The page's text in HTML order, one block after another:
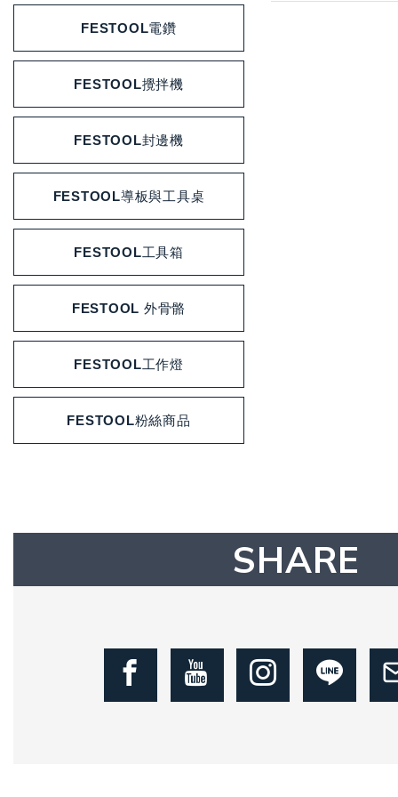
FESTOOL電鑽
FESTOOL攪拌機
FESTOOL封邊機
FESTOOL導板與工具桌
FESTOOL工具箱
FESTOOL 外骨骼
FESTOOL工作燈
FESTOOL粉絲商品
SHARE